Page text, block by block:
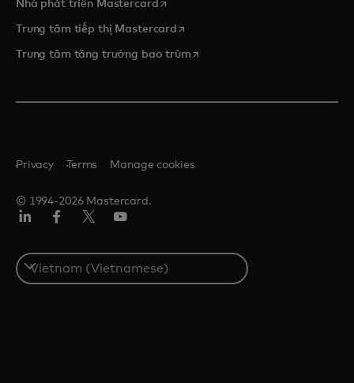
Nhà phát triển Mastercard
Trung tâm tiếp thị Mastercardopens in a new tab
Trung tâm tăng trưởng bao trùmopens in a new tab
© 1994-2026 Mastercard.
Privacy Terms Manage cookies
Select
a
country